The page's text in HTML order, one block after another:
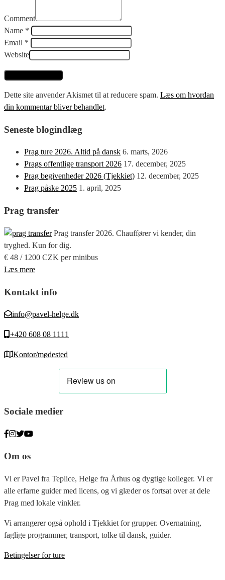
Comment
Name *
Email *
Website
Dette site anvender Akismet til at reducere spam. Læs om hvordan
din kommentar bliver behandlet.
Seneste blogindlæg
Prag ture 2026. Altid på dansk 6. marts, 2026
Prags offentlige transport 2026 17. december, 2025
Prag begivenheder 2026 (Tjekkiet) 12. december, 2025
Prag påske 2025 1. april, 2025
Prag transfer
Prag transfer 2026. Chauffører vi kender, din
tryghed. Kun for dig.
€ 48 / 1200 CZK per minibus
Læs mere
Kontakt info
info@pavel-helge.dk
+420 608 08 1111
Kontor/mødested
Sociale medier
Om os
Vi er Pavel fra Teplice, Helge fra Århus og dygtige kolleger. Vi er
alle erfarne guider med licens, og vi glæder os fortsat over at dele
Prag med lokale vinkler.
Vi arrangerer også ophold i Tjekkiet for grupper. Overnatning,
faglige programmer, transport, tolke til dansk, guider.
Betingelser for ture